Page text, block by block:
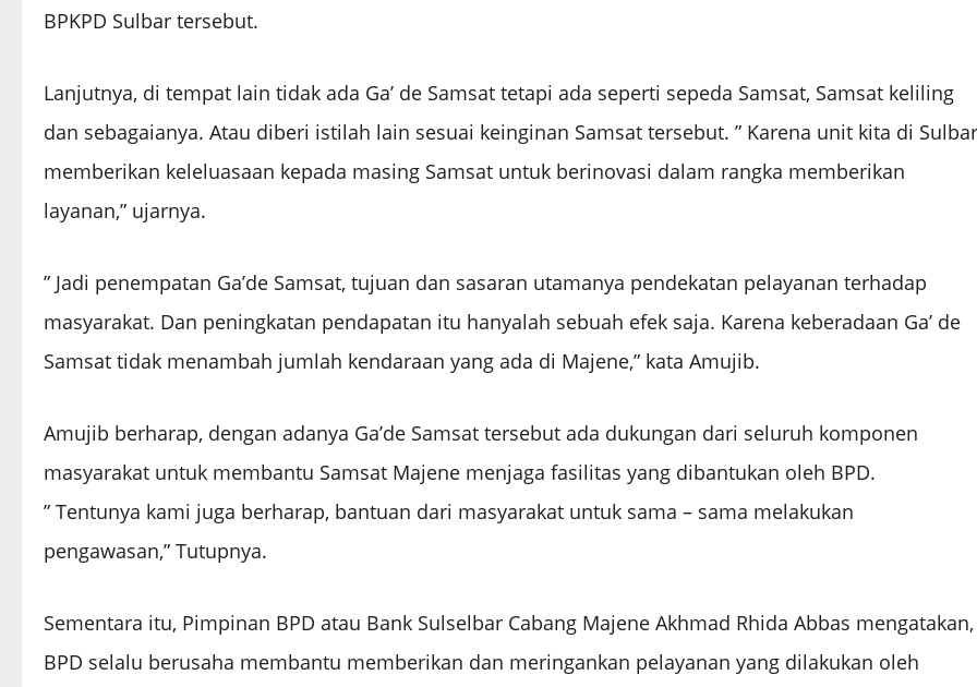
BPKPD Sulbar tersebut.
Lanjutnya, di tempat lain tidak ada Ga’ de Samsat tetapi ada seperti sepeda Samsat, Samsat keliling
dan sebagaianya. Atau diberi istilah lain sesuai keinginan Samsat tersebut. ” Karena unit kita di
memberikan keleluasaan kepada masing Samsat untuk berinovasi dalam rangka memberikan
layanan,” ujarnya.
” Jadi penempatan Ga’de Samsat, tujuan dan sasaran utamanya pendekatan pelayanan terhadap
masyarakat. Dan peningkatan pendapatan itu hanyalah sebuah efek saja. Karena keberadaan Ga’ de
Samsat tidak menambah jumlah kendaraan yang ada di Majene,” kata Amujib.
Amujib berharap, dengan adanya Ga’de Samsat tersebut ada dukungan dari seluruh komponen
masyarakat untuk membantu Samsat Majene menjaga fasilitas yang dibantukan oleh BPD.
” Tentunya kami juga berharap, bantuan dari masyarakat untuk sama – sama melakukan
pengawasan,” Tutupnya.
Sementara itu, Pimpinan BPD atau Bank Sulselbar Cabang Majene Akhmad Rhida Abbas mengatakan,
BPD selalu berusaha membantu memberikan dan meringankan pelayanan yang dilakukan oleh